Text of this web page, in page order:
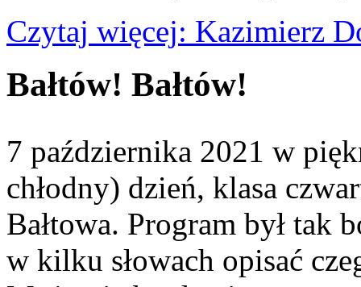
Czytaj więcej: Kazimierz
Bałtów! Bałtów!
7 października 2021 w
chłodny) dzień, klasa
Bałtowa. Program był tak
w kilku słowach opisać